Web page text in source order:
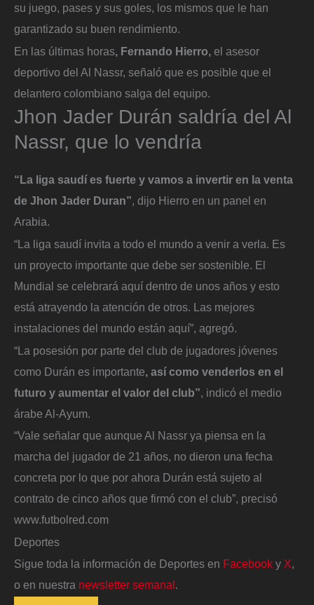
su juego, pases y sus goles, los mismos que le han
garantizado su buen rendimiento.
En las últimas horas, Fernando Hierro, el asesor
deportivo del Al Nassr, señaló que es posible que el
delantero colombiano salga del equipo.
Jhon Jader Durán saldría del Al
Nassr, que lo vendría
“La liga saudí es fuerte y vamos a invertir en la venta
de Jhon Jader Duran”, dijo Hierro en un panel en
Arabia.
“La liga saudí invita a todo el mundo a venir a verla. Es
un proyecto importante que debe ser sostenible. El
Mundial se celebrará aquí dentro de unos años y esto
está atrayendo la atención de otros. Las mejores
instalaciones del mundo están aquí”, agregó.
“La posesión por parte del club de jugadores jóvenes
como Durán es importante , así como venderlos en el
futuro y aumentar el valor del club” , indicó el medio
árabe Al-Ayum.
“Vale señalar que aunque Al Nassr ya piensa en la
marcha del jugador de 21 años, no dieron una fecha
concreta por lo que por ahora Durán está sujeto al
contrato de cinco años que firmó con el club”, precisó
www.futbolred.com
Deportes
Sigue toda la información de Deportes en Facebook y X,
o en nuestra newsletter semanal .